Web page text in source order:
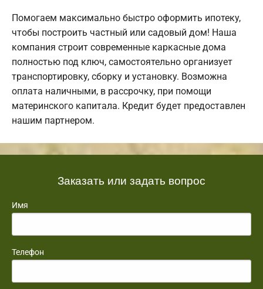
Помогаем максимально быстро оформить ипотеку,
чтобы построить частный или садовый дом! Наша
компания строит современные каркасные дома
полностью под ключ, самостоятельно организует
транспортировку, сборку и установку. Возможна
оплата наличными, в рассрочку, при помощи
материнского капитала. Кредит будет предоставлен
нашим партнером.
Заказать или задать вопрос
Имя
Телефон